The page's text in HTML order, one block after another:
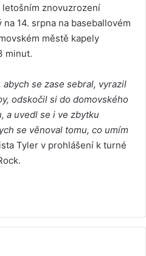
znovuzrození
14. srpna na baseballovém
městě kapely
minut.
se zase sebral, vyrazil
odskočil si do domovského
a uvedl se i ve zbytku
se věnoval tomu, co umím
Tyler v prohlášení k turné